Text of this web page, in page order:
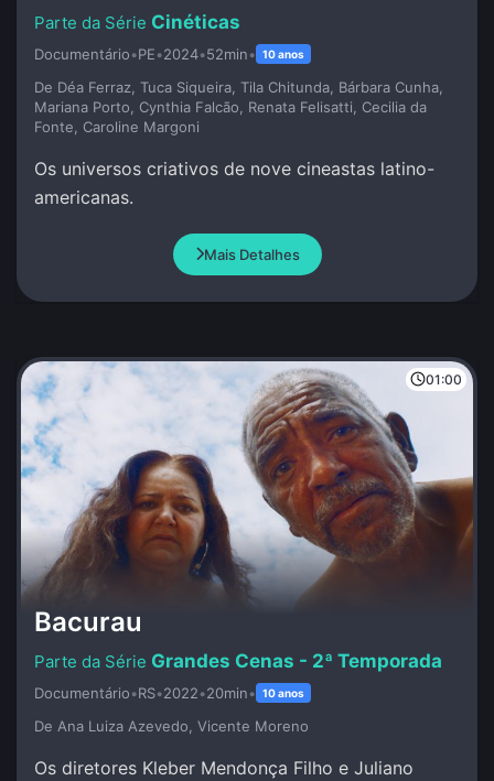
Cinéticas
Documentário•PE•2024•52min• 10 anos
De Déa Ferraz, Tuca Siqueira, Tila Chitunda, Bárbara Cunha,
Mariana Porto, Cynthia Falcão, Renata Felisatti, Cecilia da
Fonte, Caroline Margoni
Os universos criativos de nove cineastas latino-
americanas.
Mais Detalhes
01:00
Bacurau
Grandes Cenas - 2ª Temporada
Documentário•RS•2022•20min• 10 anos
De Ana Luiza Azevedo, Vicente Moreno
Os diretores Kleber Mendonça Filho e Juliano